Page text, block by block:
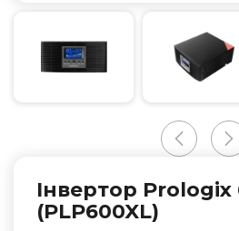
Інвертор Prologix
(PLP600XL)